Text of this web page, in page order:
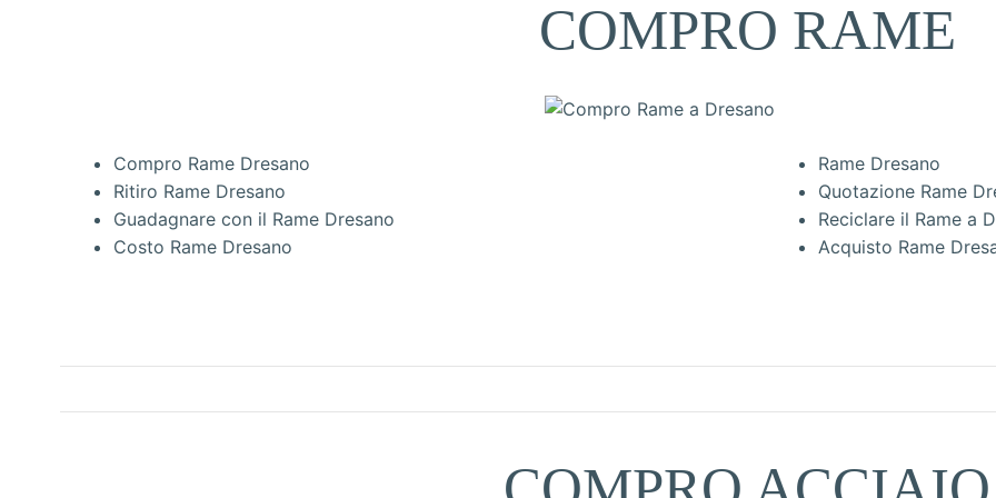
COMPRO RAME
Compro Rame Dresano
Ritiro Rame Dresano
Guadagnare con il Rame Dresano
Costo Rame Dresano
Rame Dresano
Quotazione Rame
Reciclare il Rame a
Acquisto Rame